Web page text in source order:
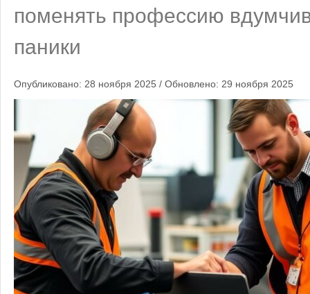
поменять профессию
паники
Опубликовано: 28 ноября 2025 / Обновлено: 29 ноября 2025